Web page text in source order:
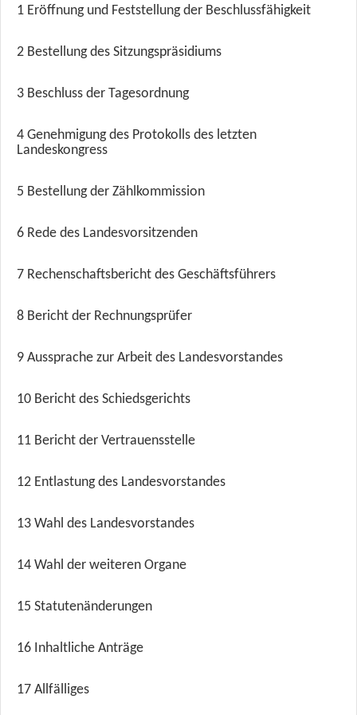
1 Eröffnung und Feststellung der Beschlussfähigkeit
2 Bestellung des Sitzungspräsidiums
3 Beschluss der Tagesordnung
4 Genehmigung des Protokolls des letzten
Landeskongress
5 Bestellung der Zählkommission
6 Rede des Landesvorsitzenden
7 Rechenschaftsbericht des Geschäftsführers
8 Bericht der Rechnungsprüfer
9 Aussprache zur Arbeit des Landesvorstandes
10 Bericht des Schiedsgerichts
11 Bericht der Vertrauensstelle
12 Entlastung des Landesvorstandes
13 Wahl des Landesvorstandes
14 Wahl der weiteren Organe
15 Statutenänderungen
16 Inhaltliche Anträge
17 Allfälliges